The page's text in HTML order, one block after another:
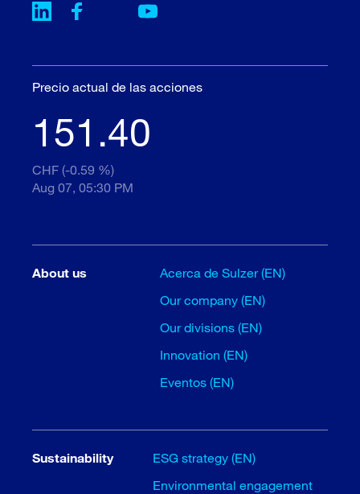
Precio actual de las acciones
151.40
CHF (-0.59 %)
Aug 07, 05:30 PM
About us
Acerca de Sulzer (EN)
Our company (EN)
Our divisions (EN)
Innovation (EN)
Eventos (EN)
Sustainability
ESG strategy (EN)
Environmental engagement